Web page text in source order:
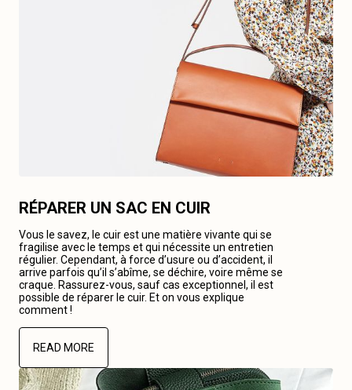
RÉPARER UN SAC EN CUIR
Vous le savez, le cuir est une matière vivante qui se
fragilise avec le temps et qui nécessite un entretien
régulier. Cependant, à force d’usure ou d’accident, il
arrive parfois qu’il s’abîme, se déchire, voire même se
craque. Rassurez-vous, sauf cas exceptionnel, il est
possible de réparer le cuir. Et on vous explique
comment !
READ MORE